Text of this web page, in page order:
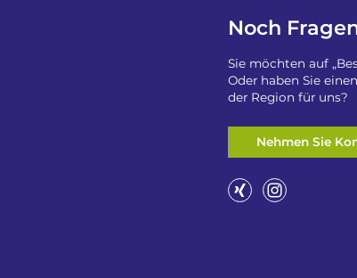
Noch
Sie möchten auf
Oder haben Sie
der Region für uns?
Nehmen Sie